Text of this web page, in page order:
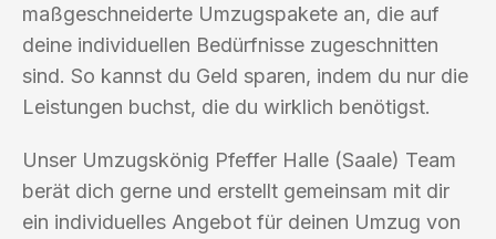
maßgeschneiderte Umzugspakete an, die auf
deine individuellen Bedürfnisse zugeschnitten
sind. So kannst du Geld sparen, indem du nur die
Leistungen buchst, die du wirklich benötigst.
Unser Umzugskönig Pfeffer Halle (Saale) Team
berät dich gerne und erstellt gemeinsam mit dir
ein individuelles Angebot für deinen Umzug von